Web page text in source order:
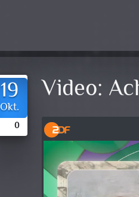
19
Okt.
0
Video: